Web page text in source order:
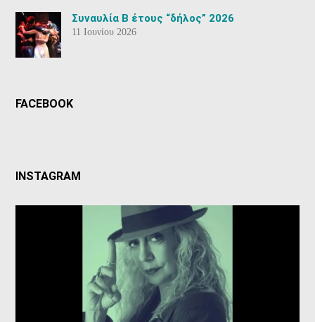
Συναυλία Β έτους “δήλος” 2026
11 Ιουνίου 2026
FACEBOOK
INSTAGRAM